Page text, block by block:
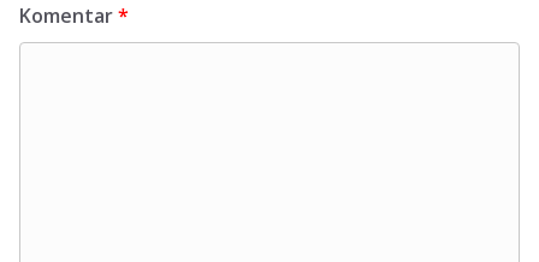
Komentar*